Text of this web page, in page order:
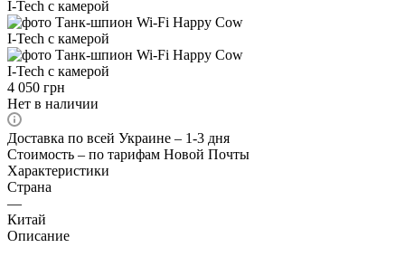
4 050 грн
Нет в наличии
Доставка по всей Украине – 1-3 дня
Стоимость – по тарифам Новой Почты
Характеристики
Страна
—
Китай
Описание